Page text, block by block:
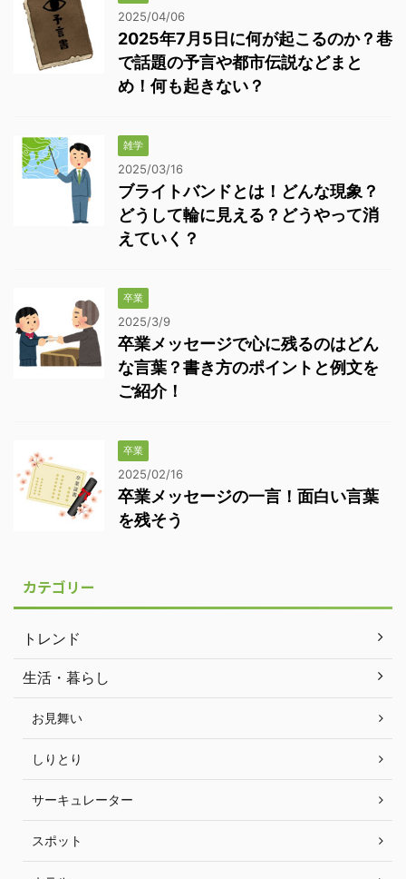
2025/04/06
2025年7月5日に何が起こるのか？巷
で話題の予言や都市伝説などまと
め！何も起きない？
雑学
2025/03/16
ブライトバンドとは！どんな現象？
どうして輪に見える？どうやって消
えていく？
卒業
2025/3/9
卒業メッセージで心に残るのはどん
な言葉？書き方のポイントと例文を
ご紹介！
卒業
2025/02/16
卒業メッセージの一言！面白い言葉
を残そう
カテゴリー
トレンド
生活・暮らし
お見舞い
しりとり
サーキュレーター
スポット